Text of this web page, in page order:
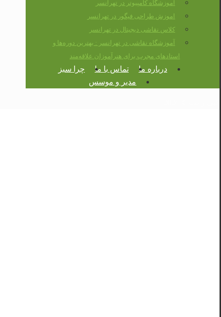
آموزشگاه کامپیوتر در تهرانسر
اموزش طراحی فیگور در تهرانسر
کلاس نقاشی دیجیتال در تهرانسر
آموزشگاه نقاشی در تهرانسر : بهترین دوره‌ها و
استادهای مجرب برای هنرآموزان علاقه‌مند
درباره ما تماس با ما
چرا سبز
مدیر و موسس